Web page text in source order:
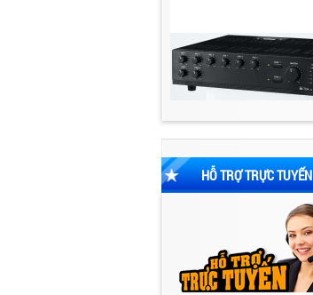
HỖ TRỢ TRỰC TUYẾN